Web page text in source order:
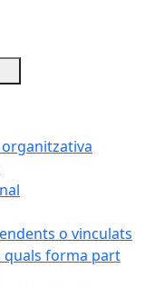
o vinculats
quals forma part